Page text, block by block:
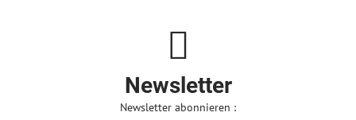
Newsletter
Newsletter abonnieren :